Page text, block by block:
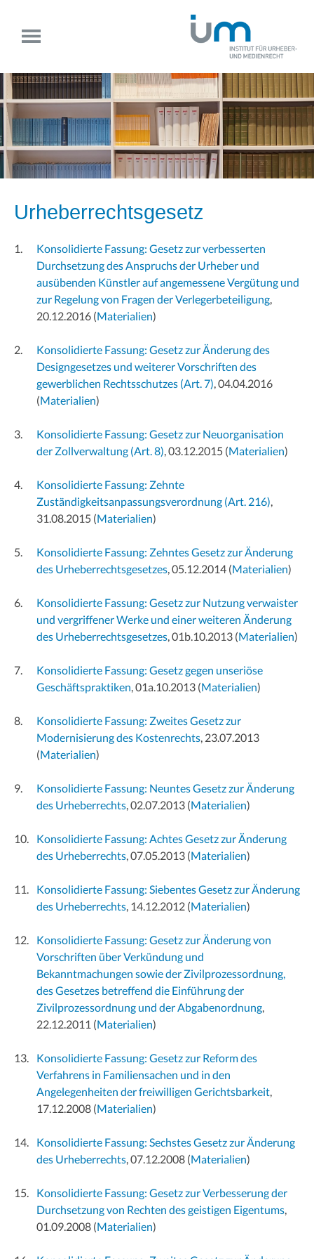
Urheberrechtsgesetz
Konsolidierte Fassung: Gesetz zur verbesserten
Durchsetzung des Anspruchs der Urheber und
ausübenden Künstler auf angemessene Vergütung und
zur Regelung von Fragen der Verlegerbeteiligung,
20.12.2016 (Materialien)
Konsolidierte Fassung: Gesetz zur Änderung des
Designgesetzes und weiterer Vorschriften des
gewerblichen Rechtsschutzes (Art. 7), 04.04.2016
(Materialien)
Konsolidierte Fassung: Gesetz zur Neuorganisation
der Zollverwaltung (Art. 8), 03.12.2015 (Materialien)
Konsolidierte Fassung: Zehnte
Zuständigkeitsanpassungsverordnung (Art. 216),
31.08.2015 (Materialien)
Konsolidierte Fassung: Zehntes Gesetz zur Änderung
des Urheberrechtsgesetzes, 05.12.2014 (Materialien)
Konsolidierte Fassung: Gesetz zur Nutzung verwaister
und vergriffener Werke und einer weiteren Änderung
des Urheberrechtsgesetzes, 01b.10.2013 (Materialien)
Konsolidierte Fassung: Gesetz gegen unseriöse
Geschäftspraktiken, 01a.10.2013 (Materialien)
Konsolidierte Fassung: Zweites Gesetz zur
Modernisierung des Kostenrechts, 23.07.2013
(Materialien)
Konsolidierte Fassung: Neuntes Gesetz zur Änderung
des Urheberrechts, 02.07.2013 (Materialien)
Konsolidierte Fassung: Achtes Gesetz zur Änderung
des Urheberrechts, 07.05.2013 (Materialien)
Konsolidierte Fassung: Siebentes Gesetz zur Änderung
des Urheberrechts, 14.12.2012 (Materialien)
Konsolidierte Fassung: Gesetz zur Änderung von
Vorschriften über Verkündung und
Bekanntmachungen sowie der Zivilprozessordnung,
des Gesetzes betreffend die Einführung der
Zivilprozessordnung und der Abgabenordnung,
22.12.2011 (Materialien)
Konsolidierte Fassung: Gesetz zur Reform des
Verfahrens in Familiensachen und in den
Angelegenheiten der freiwilligen Gerichtsbarkeit,
17.12.2008 (Materialien)
Konsolidierte Fassung: Sechstes Gesetz zur Änderung
des Urheberrechts, 07.12.2008 (Materialien)
Konsolidierte Fassung: Gesetz zur Verbesserung der
Durchsetzung von Rechten des geistigen Eigentums,
01.09.2008 (Materialien)